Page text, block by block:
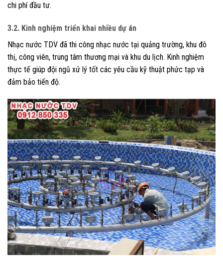
chi phí đầu tư.
3.2. Kinh nghiệm triển khai nhiều dự án
Nhạc nước TDV đã thi công nhạc nước tại quảng trường, khu đô
thị, công viên, trung tâm thương mại và khu du lịch. Kinh nghiệm
thực tế giúp đội ngũ xử lý tốt các yêu cầu kỹ thuật phức tạp và
đảm bảo tiến độ.